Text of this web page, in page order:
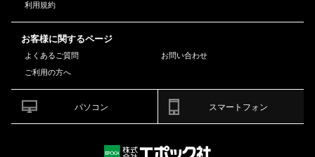
利用規約
お客様に関するページ
よくあるご質問
お問い合わせ
ご利用の方へ
パソコン スマートフォン